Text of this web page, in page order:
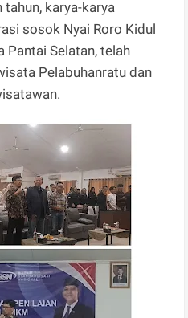
karya-karya
sosok Nyai Roro Kidul
Pantai Selatan, telah
Pelabuhanratu dan